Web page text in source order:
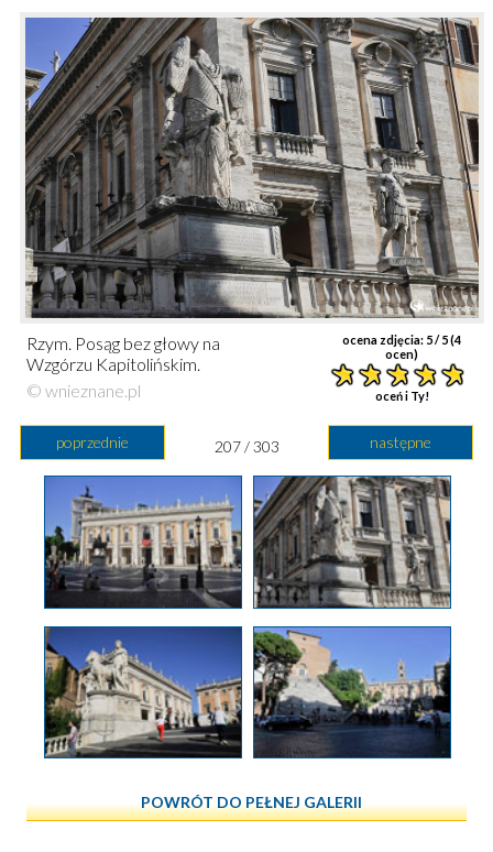
ocena zdjęcia: 5/ 5 (4
ocen)
oceń i Ty!
Rzym. Posąg bez głowy na
Wzgórzu Kapitolińskim.
© wnieznane.pl
poprzednie następne
207 / 303
POWRÓT DO PEŁNEJ GALERII